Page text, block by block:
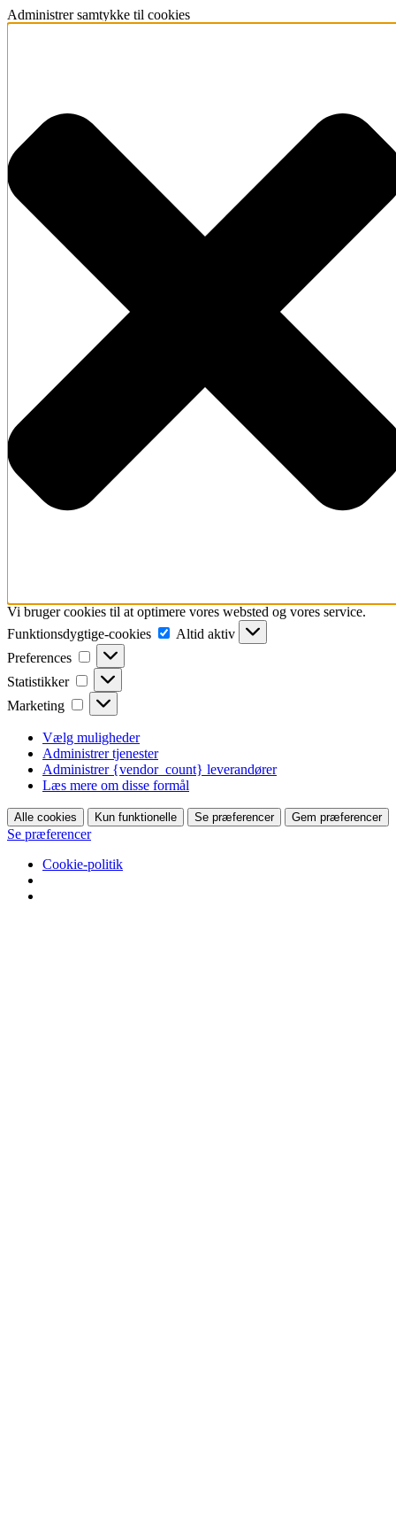
Administrer samtykke til cookies
Vi bruger cookies til at optimere vores websted og vores service.
Funktionsdygtige-cookies
Funktionsdygtige-
cookies
Altid aktiv
Preferences
Preferences
Statistikker Statistikker
Marketing Marketing
Vælg muligheder
Administrer tjenester
Administrer {vendor_count} leverandører
Læs mere om disse formål
Alle cookies Kun funktionelle Se præferencer Gem præferencer
Se præferencer
Cookie-politik